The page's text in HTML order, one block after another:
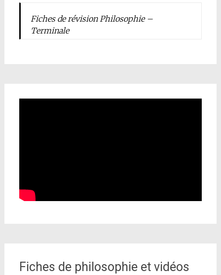
Fiches de révision Philosophie –
Terminale
Fiches de philosophie et vidéos